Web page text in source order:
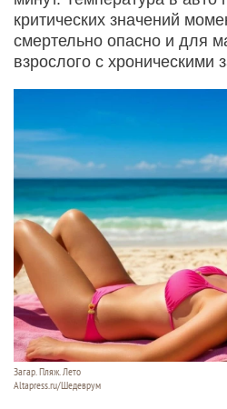
критических значений
смертельно опасно и для
взрослого с хроническими
Загар. Пляж. Лето
Altapress.ru/Шедеврум